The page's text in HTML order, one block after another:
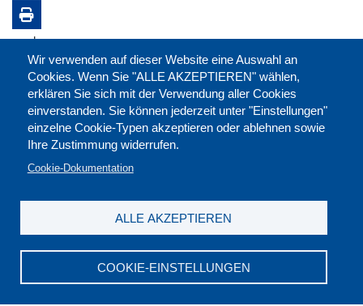
Wir verwenden auf dieser Website eine Auswahl an
Cookies. Wenn Sie "ALLE AKZEPTIEREN" wählen,
erklären Sie sich mit der Verwendung aller Cookies
einverstanden. Sie können jederzeit unter "Einstellungen"
einzelne Cookie-Typen akzeptieren oder ablehnen sowie
Ihre Zustimmung widerrufen.
Cookie-Dokumentation
COOKIE-EINSTELLUNGEN
ALLE AKZEPTIEREN
merken:
DGB-Bildungswerk NRW e.V. © 2026